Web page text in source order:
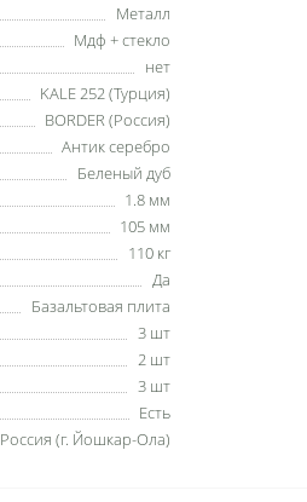
Металл
Мдф + стекло
нет
KALE 252 (Турция)
BORDER (Россия)
Антик серебро
Беленый дуб
1.8 мм
105 мм
110 кг
Да
Базальтовая плита
3 шт
2 шт
3 шт
Есть
Россия (г. Йошкар-Ола)